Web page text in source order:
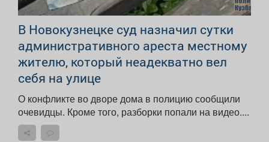
В Новокузнецке суд назначил сутки
административного ареста местному
жителю, который неадекватно вел
себя на улице
О конфликте во дворе дома в полицию сообщили
очевидцы. Кроме того, разборки попали на видео....